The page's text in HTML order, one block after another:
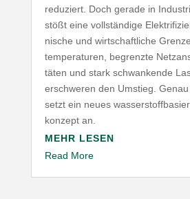
reduziert. Doch gerade in
stößt eine voll­ständige
nische und wirt­schaft­liche
tem­pe­ra­turen, begrenzte
täten und stark schwan­kende
erschweren den Umstieg.
setzt ein neues
konzept an.
MEHR LESEN
Read More